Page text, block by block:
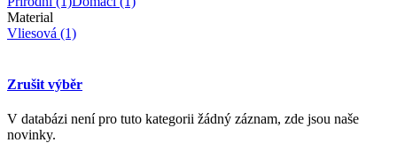
Material
Vliesová (1)
Zrušit výběr
V databázi není pro tuto kategorii žádný záznam, zde jsou naše
novinky.